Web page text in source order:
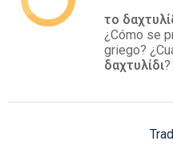
το
¿Cómo se
griego?
δαχτυλίδι?